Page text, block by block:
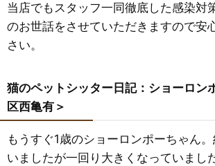
当店でもスタッフ一同徹底した感染対
のお世話をさせていただきますので安
さい。
猫のペットシッター日記：ショーロン
区西亀有＞
もうすぐ1歳のショーロンポーちゃん
いましたが一回り大きくなっていまし